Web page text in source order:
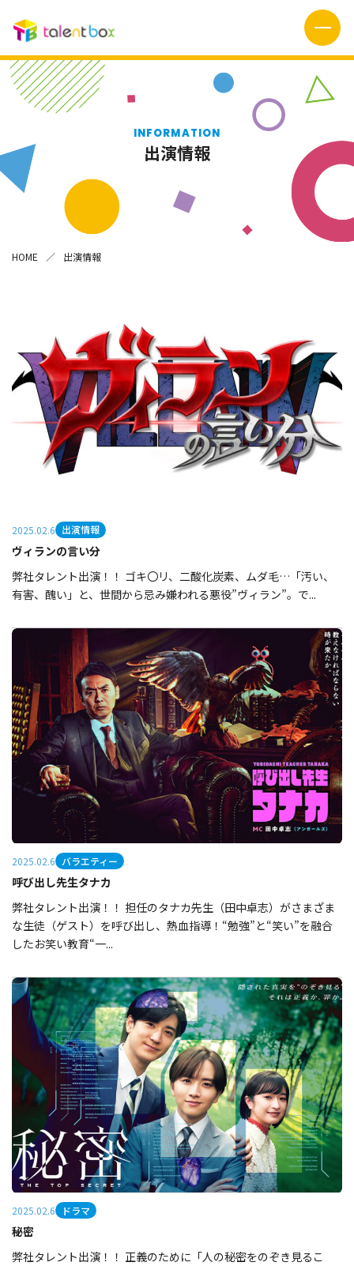
INFORMATION
出演情報
HOME 出演情報
2025.02.6 出演情報
ヴィランの言い分
弊社タレント出演！！ ゴキ〇リ、二酸化炭素、ムダ毛…「汚い、
有害、醜い」と、世間から忌み嫌われる悪役”ヴィラン”。で...
2025.02.6 バラエティー
呼び出し先生タナカ
弊社タレント出演！！ 担任のタナカ先生（田中卓志）がさまざま
な生徒（ゲスト）を呼び出し、熱血指導！“勉強”と“笑い”を融合
したお笑い教育“一...
2025.02.6 ドラマ
秘密
弊社タレント出演！！ 正義のために「人の秘密をのぞき見るこ